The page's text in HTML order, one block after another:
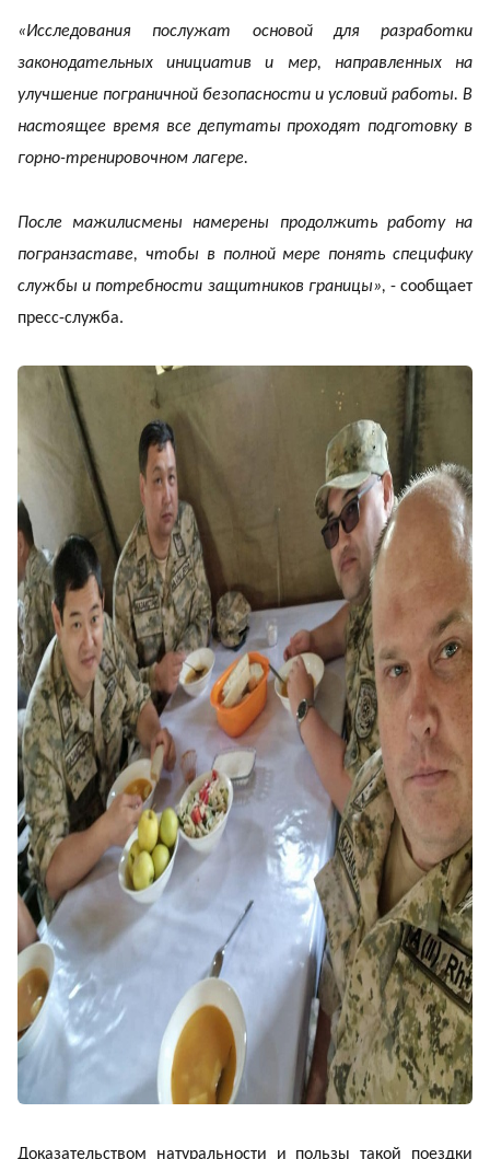
«Исследования послужат основой для разработки
законодательных инициатив и мер, направленных на
улучшение пограничной безопасности и условий работы. В
настоящее время все депутаты проходят подготовку в
горно-тренировочном лагере.
После мажилисмены намерены продолжить работу на
погранзаставе, чтобы в полной мере понять специфику
службы и потребности защитников границы», - сообщает
пресс-служба.
Доказательством натуральности и пользы такой поездки